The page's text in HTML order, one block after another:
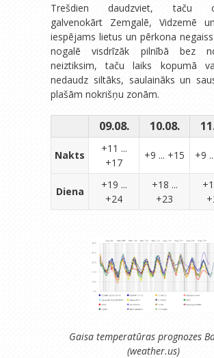
Trešdien daudzviet, taču
galvenokārt Zemgalē, Vidzemē
iespējams lietus un pērkona
nogalē visdrīzāk pilnībā bez
neiztiksim, taču laiks kopumā
nedaudz siltāks, saulaināks un
plašām nokrišņu zonām.
09.08. 10.08.
Nakts
+11 ...
+17
+9 ... +15 +9
Diena
+19 ...
+24
+18 ...
+23
Gaisa temperatūras prognozes
(weather.us)